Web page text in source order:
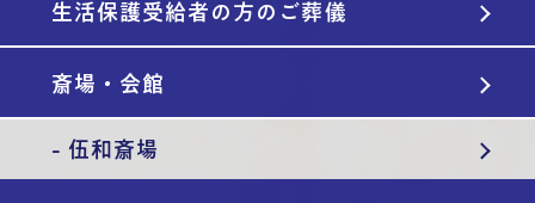
生活保護受給者の方のご葬儀
斎場・会館
- 伍和斎場